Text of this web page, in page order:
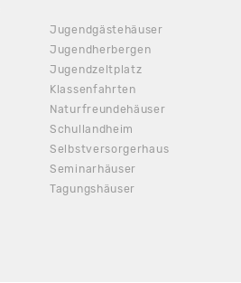
Jugendgästehäuser
Jugendherbergen
Jugendzeltplatz
Klassenfahrten
Naturfreundehäuser
Schullandheim
Selbstversorgerhaus
Seminarhäuser
Tagungshäuser